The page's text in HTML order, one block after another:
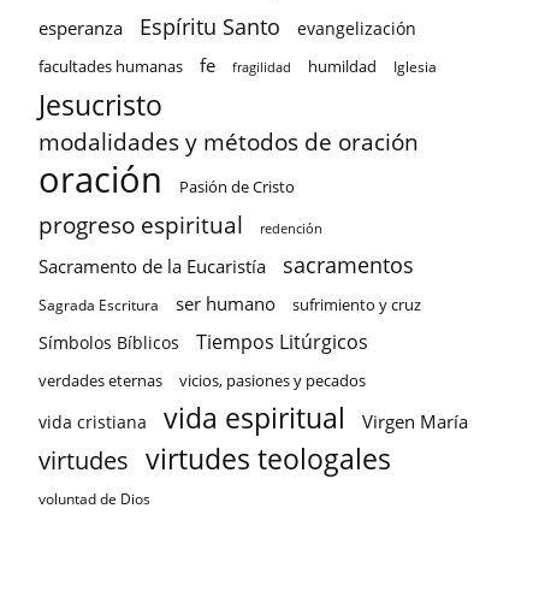
esperanza Espíritu Santo evangelización
facultades humanas fe fragilidad humildad Iglesia
Jesucristo
modalidades y métodos de oración
oración Pasión de Cristo
progreso espiritual redención
Sacramento de la Eucaristía sacramentos
Sagrada Escritura ser humano sufrimiento y cruz
Símbolos Bíblicos Tiempos Litúrgicos
verdades eternas vicios, pasiones y pecados
vida cristiana vida espiritual Virgen María
virtudes virtudes teologales
voluntad de Dios